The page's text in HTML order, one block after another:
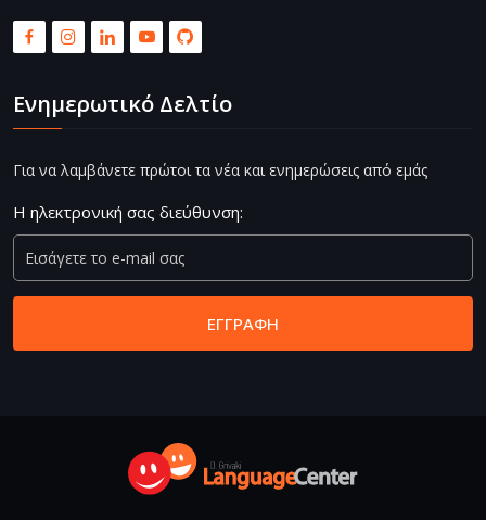
Ενημερωτικό Δελτίο
Για να λαμβάνετε πρώτοι τα νέα και ενημερώσεις από εμάς
Η ηλεκτρονική σας διεύθυνση:
ΕΓΓΡΑΦΉ